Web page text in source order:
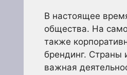
В настоящее
общества. На
также
брендинг. Страны
важная